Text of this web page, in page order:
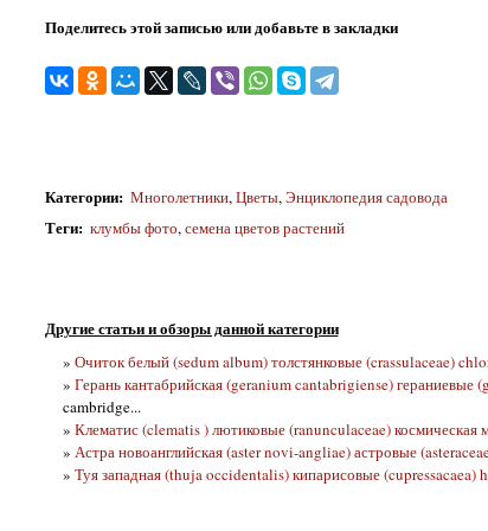
Поделитесь этой записью или добавьте в закладки
Категории: Многолетники,Цветы,Энциклопедия садовода
Теги: клумбы фото,семена цветов растений
Другие статьи и обзоры данной категории
» Очиток белый (sedum album) толстянковые (crassulaceae)
» Герань кантабрийская (geranium cantabrigiense) гераниевые
cambridge...
» Клематис (clematis ) лютиковые (ranunculaceae) космическая
» Астра новоанглийская (aster novi-angliae) астровые
» Туя западная (thuja occidentalis) кипарисовые (cupressacaea)